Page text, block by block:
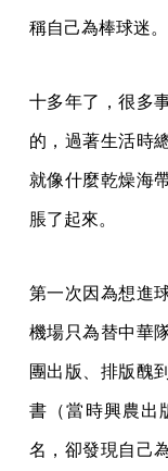
稱自己為棒球迷。
十多年了，很多
的，過著生活時
就像什麼乾燥海
脹了起來。
第一次因為想進
機場只為替中華
團出版、排版醜
書（當時興農出
名，卻發現自己